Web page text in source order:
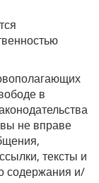
в
не вправе
тексты и
содержания и/